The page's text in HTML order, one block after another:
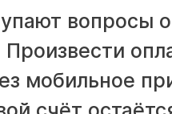
вопросы о
мобильное